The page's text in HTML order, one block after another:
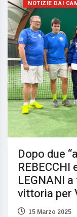
NOTIZIE DAI
Dopo due
REBECCHI
LEGNANI
vittoria per
15 Marzo 2025